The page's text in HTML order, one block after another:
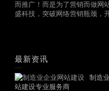
而推广！而是为了营销而做网
盛科技，突破网络营销瓶颈，
最新资讯
制造
站建设专业服务商